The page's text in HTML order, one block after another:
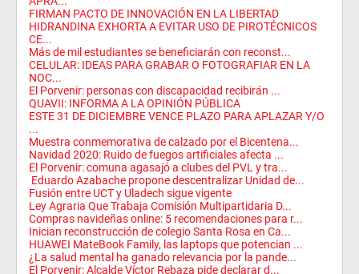
FIRMAN PACTO DE INNOVACIÓN EN LA LIBERTAD
HIDRANDINA EXHORTA A EVITAR USO DE PIROTÉCNICOS
CE...
Más de mil estudiantes se beneficiarán con reconst...
CELULAR: IDEAS PARA GRABAR O FOTOGRAFIAR EN LA
NOC...
El Porvenir: personas con discapacidad recibirán ...
QUAVII: INFORMA A LA OPINIÓN PÚBLICA
ESTE 31 DE DICIEMBRE VENCE PLAZO PARA APLAZAR Y/O
...
Muestra conmemorativa de calzado por el Bicentena...
Navidad 2020: Ruido de fuegos artificiales afecta ...
El Porvenir: comuna agasajó a clubes del PVL y tra...
Eduardo Azabache propone descentralizar Unidad de...
Fusión entre UCT y Uladech sigue vigente
Ley Agraria Que Trabaja Comisión Multipartidaria D...
Compras navideñas online: 5 recomendaciones para r...
Inician reconstrucción de colegio Santa Rosa en Ca...
HUAWEI MateBook Family, las laptops que potencian ...
¿La salud mental ha ganado relevancia por la pande...
El Porvenir: Alcalde Víctor Rebaza pide declarar d...